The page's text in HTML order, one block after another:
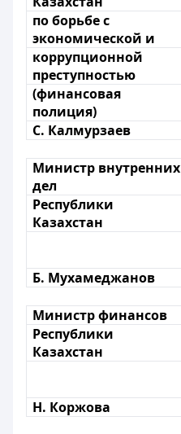
по борьбе с
экономической и
коррупционной
преступностью
(финансовая
полиция)
С. Калмурзаев
Министр внутренних
дел
Республики
Казахстан
Б. Мухамеджанов
Министр финансов
Республики
Казахстан
Н. Коржова